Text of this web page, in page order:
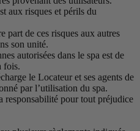
aux risques et périls du
part de ces risques aux autres
son unité.
autorisées dans le spa est de
fois.
le Locateur et ses agents de
par l’utilisation du spa.
responsabilité pour tout préjudice